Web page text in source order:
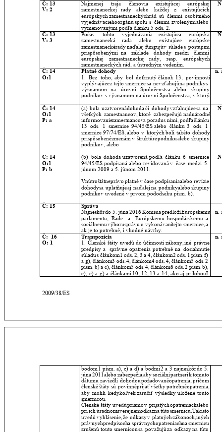
2009/38/ES
Č: 13
V: 2
Najmenej traja členovia existujúcej
európskej
zamestnaneckej
rady alebo každej z
existujúcich
európskych zamestnaneckýchrád sú členmi osobitného
vyjednávaciehoorgánu spolu s členmi zvolenými alebo
vymenovanými podľa článku 5 ods. 2.
N
Č: 13
V: 3
Počas tohto vyjednávania existujúca
európska
zamestnanecká
rada alebo existujúce
európske
zamestnaneckérady naďalej fungujúv súlade s postupmi
prispôsobenými
na základe dohody medzi
členmi
európskej
zamestnaneckej rady, resp.
európskych
zamestnaneckých rád, a ústredným vedením.
N
Č: 14
O:1
Platné dohody
1.
Bez toho, aby bol dotknutý článok 13,
povinnosti
vyplývajúcez tejto smernicesa nevzťahujúna podnikys
významom
na úrovni Spoločenstva alebo
skupiny
podnikov s významom na úrovni Spoločenstva, v ktorých:
n.
Č: 14
O:1
P: a
(a) bola uzatvorenádohoda či dohodyvzťahujúcesa na
všetkých zamestnancov, ktoré zabezpečujú nadnárodné
informovaniezamestnancova poradus nimi, podľačlánku
13
ods. 1 smernice 94/45/ES alebo článku 3 ods.
1
smernice 97/74/ES, alebo v ktorých boli takéto dohody
prispôsobenézmenám v štruktúrepodnikualebo skupiny
podnikov, alebo
N
Č: 14
O:1
P: b
(b) bola dohoda uzatvorená podľa článku 6
smernice
94/45/ES podpísaná alebo revidovaná v čase medzi
5.
júnom 2009 a 5. júnom 2011.
Vnútroštátneprávo platné v čase podpísaniaalebo revízie
dohodysa uplatňujeaj naďalej na podnikyalebo skupiny
podnikov uvedené v prvom pododseku písm. b).
N
Č: 15
Správa
Najneskôrdo 5. júna 2016 Komisia predložíEurópskemu
parlamentu,
Rade a Európskemu hospodárskemu a
sociálnemuvýborusprávu o vykonávanítejto smernice, a
ak je to potrebné, i vhodné návrhy.
n.
Č:  16
O: 1
Transpozícia
1. Členské štáty uvedú do účinnosti zákony, iné právne
predpisy a správne opatrenia potrebné na
dosiahnutie
súladus článkom1 ods. 2, 3 a 4, článkom2 ods. 1 písm. f)
a g), článkom3 ods. 4, článkom4 ods. 4, článkom5 ods. 2
písm. b) a c), článkom5 ods. 4, článkom6 ods.2 písm.b),
c),
e) a g) a článkami 10, 12, 13 a 14, ako aj prílohouI
n.
bodom 1 písm. a), c) a d) a bodmi2 a 3 najneskôrdo 5.
júna 2011 alebo zabezpečia,abysociálni partnerik tomuto
dátumu zaviedli dohodoupožadovanéopatrenia, pričom
členské štáty sú povinnéprijaťvšetkypotrebnéopatrenia,
aby mohli kedykoľvek zaručiť výsledky uložené touto
smernicou.
Členské štáty uvedúpriamo v prijatýchopatreniachalebo
priichúradnomuverejneníodkaznatútosmernicu.Takisto
uvedú vyhlásenie, že odkazyv platnýchzákonoch, iných
právnychpredpisocha správnychopatreniachna smernicu
zrušenú touto smernicousa považujú za odkazyna túto